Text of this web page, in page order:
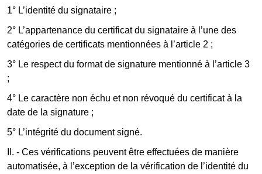
1° L’identité du signataire ;
2° L’appartenance du certificat du signataire à l’une des
catégories de certificats mentionnées à l’article 2 ;
3° Le respect du format de signature mentionné à l’article 3
;
4° Le caractère non échu et non révoqué du certificat à la
date de la signature ;
5° L’intégrité du document signé.
II. - Ces vérifications peuvent être effectuées de manière
automatisée, à l’exception de la vérification de l’identité du